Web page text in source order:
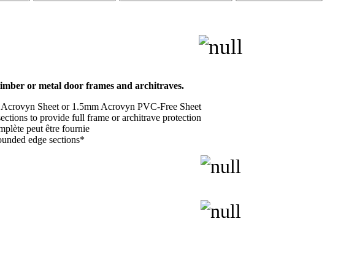
or metal door frames and architraves.
Sheet or 1.5mm Acrovyn PVC-Free Sheet
to provide full frame or architrave protection
peut être fournie
edge sections*